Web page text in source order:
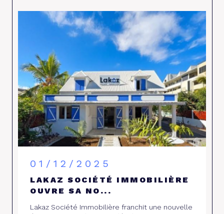
01/12/2025
LAKAZ SOCIÉTÉ IMMOBILIÈRE
OUVRE SA NO...
Lakaz Société Immobilière franchit une nouvelle